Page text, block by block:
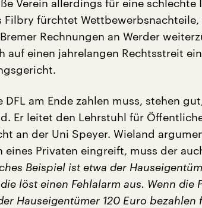
Verein allerdings für eine schlechte
Filbry fürchtet Wettbewerbsnachteile,
Rechnungen an Werder
auf einen jahrelangen Rechtsstreit
DFL am Ende zahlen muss, stehen
Er leitet den Lehrstuhl für
an der Uni Speyer. Wieland
eines Privaten eingreift, muss der
Beispiel ist etwa der
löst einen Fehlalarm aus. Wenn die
Hauseigentümer 120 Euro bezahlen